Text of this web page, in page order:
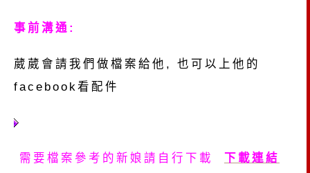
事前溝通:
葳葳會請我們做檔案給他, 也可以上他的
facebook看配件
需要檔案參考的新娘請自行下載 下載連結